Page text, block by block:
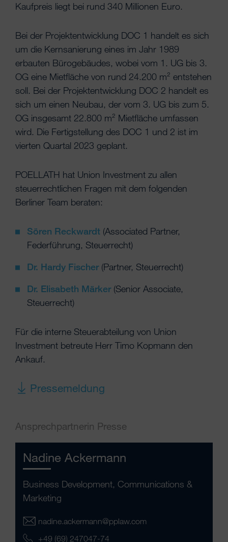
Kaufpreis liegt bei rund 340 Millionen Euro.
Bei der Projektentwicklung DOC 1 handelt es sich
um die Kernsanierung eines im Jahr 1989
erbauten Bürogebäudes, wobei vom 1. UG bis 3.
OG eine Mietfläche von rund 24.200 m² entstehen
soll. Bei der Projektentwicklung DOC 2 handelt es
sich um einen Neubau, der vom 3. UG bis zum 5.
OG insgesamt 22.800 m² Mietfläche umfassen
wird. Die Fertigstellung des DOC 1 und 2 ist im
vierten Quartal 2023 geplant.
POELLATH hat Union Investment zu allen
steuerrechtlichen Fragen mit dem folgenden
Berliner Team beraten:
Sören Reckwardt (Associated Partner,
Federführung, Steuerrecht)
Dr. Hardy Fischer(Partner, Steuerrecht)
Dr. Elisabeth Märker(Senior Associate,
Steuerrecht)
Für die interne Steuerabteilung von Union
Investment betreute Herr Timo Kopmann den
Ankauf.
Pressemeldung
Ansprechpartnerin Presse
Nadine Ackermann
Business Development, Communications &
Marketing
nadine.ackermann@pplaw.com
+49 (69) 247047-74